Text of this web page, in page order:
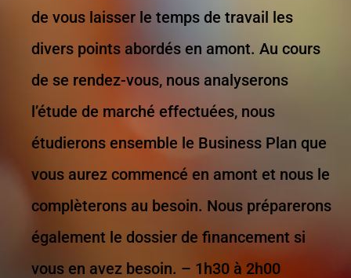
de vous laisser le temps de travail les
divers points abordés en amont. Au cours
de se rendez-vous, nous analyserons
l’étude de marché effectuées, nous
étudierons ensemble le Business Plan que
vous aurez commencé en amont et nous le
complèterons au besoin. Nous préparerons
également le dossier de financement si
vous en avez besoin. – 1h30 à 2h00